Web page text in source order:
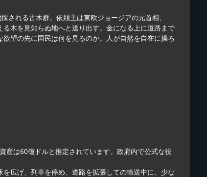
される古木群。依頼主は東欧ジョージアの元首相、
木を見知らぬ地へと送り出す。金になる上に道路まで
望の先に国民は何を見るのか。人が自然を自在に操ろ
産は60億ドルと推定されています。政府内で公式な役
広げ、列車を停め、道路を拡張しての輸送中に、少な